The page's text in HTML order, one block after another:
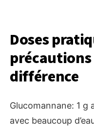
Doses
différence
Glucomannane: 1 g
avec beaucoup